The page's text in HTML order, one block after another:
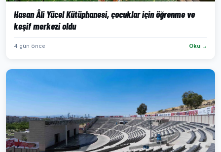
Hasan Âli Yücel Kütüphanesi, çocuklar için öğrenme ve
keşif merkezi oldu
4 gün önce Oku →